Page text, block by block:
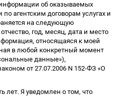
об оказываемых
агентским договорам услугах и
на следующую
год, месяц, дата и место
относящаяся к моей
в любой конкретный момент
данные»),
от 27.07.2006 N 152-ФЗ «О
лет. Я уведомлен о том, что